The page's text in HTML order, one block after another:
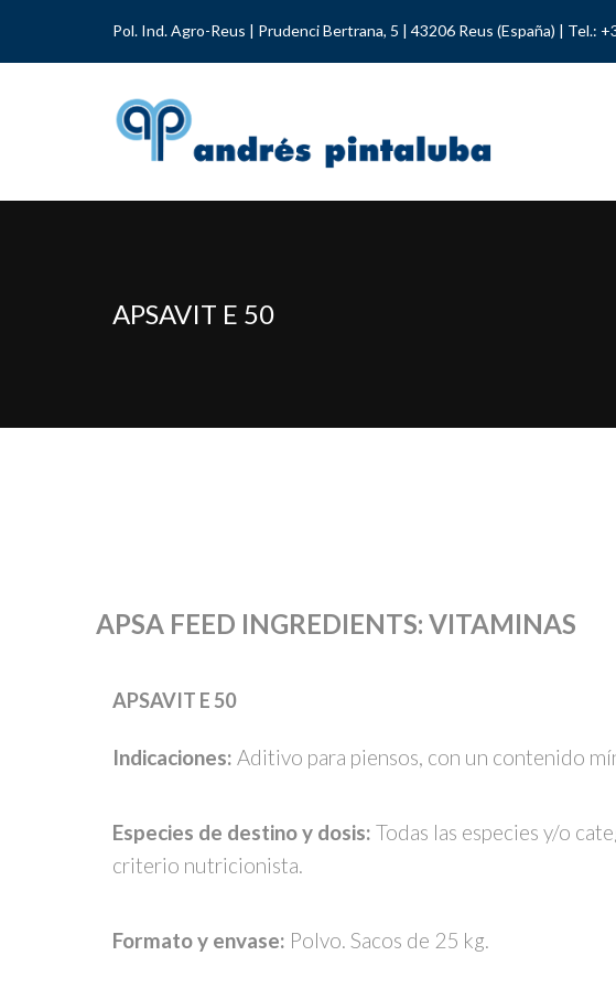
Pol. Ind. Agro-Reus | Prudenci Bertrana, 5 | 43206 Reus (España) | Tel.:
APSAVIT E 50
APSA FEED INGREDIENTS: VITAMINAS
APSAVIT E 50
Indicaciones: Aditivo para piensos, con un contenido
Especies de destino y dosis: Todas las especies y/o
criterio nutricionista.
Formato y envase: Polvo. Sacos de 25 kg.